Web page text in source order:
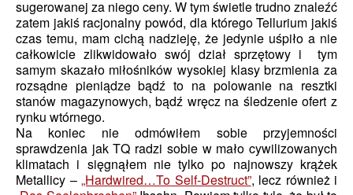
sugerowanej za niego ceny. W tym świetle trudno znaleźć
zatem jakiś racjonalny powód, dla którego Tellurium jakiś
czas temu, mam cichą nadzieję, że jedynie uśpiło a nie
całkowicie zlikwidowało swój dział sprzętowy i tym
samym skazało miłośników wysokiej klasy brzmienia za
rozsądne pieniądze bądź to na polowanie na resztki
stanów magazynowych, bądź wręcz na śledzenie ofert z
rynku wtórnego.
Na koniec nie odmówiłem sobie przyjemności
sprawdzenia jak TQ radzi sobie w mało cywilizowanych
klimatach i sięgnąłem nie tylko po najnowszy krążek
Metallicy – „Hardwired…To Self-Destruct”, lecz również i